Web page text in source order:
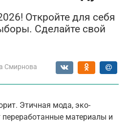
Откройте для себя
Сделайте свой
Смирнова
Этичная мода, эко-
материалы и